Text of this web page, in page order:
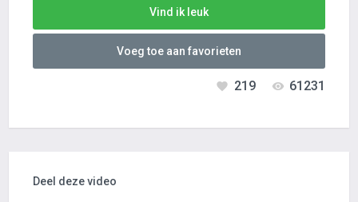
Vind ik leuk
Voeg toe aan favorieten
61231
219
Deel deze video